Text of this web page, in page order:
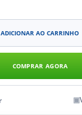
ADICIONAR AO CARRINHO
COMPRAR AGORA